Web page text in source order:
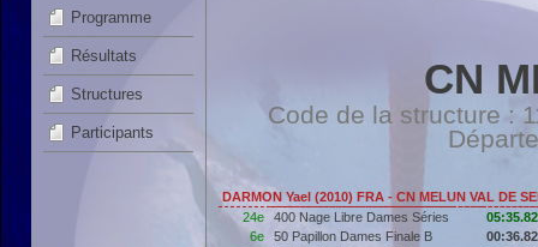
Programme
Résultats
Structures
Participants
CN
Code de la structure :
DARMON Yael (2010) FRA - CN MELUN VAL DE
24e
400 Nage Libre Dames Séries
05:35.82
6e
50 Papillon Dames Finale B
00:36.82